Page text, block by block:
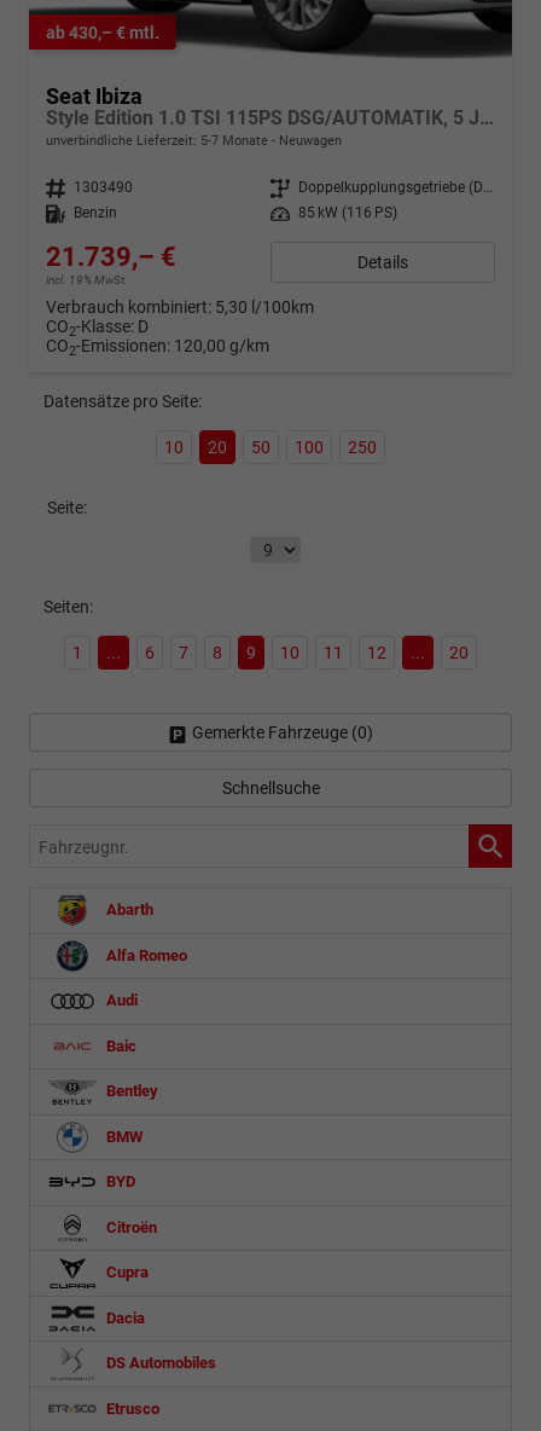
ab 430,– € mtl.
Seat Ibiza
Style Edition 1.0 TSI 115PS DSG/AUTOMATIK, 5 JAHRE GARANTIE, SITZHEIZUNG, KLIMA, 16" ALUFELGEN, ACC/Tempomat, Multifunktions-Lederlenkrad, Parksensoren hinten, Radio 8,25"/Bluetooth + FULL LINK, LED-Scheinwerfer, LED-Rückleuchten, Zentralverriegelung mit Fernbedienung
unverbindliche Lieferzeit: 5-7 Monate Neuwagen
Fahrzeugnr. 1303490 Getriebe
Doppelkupplungsgetriebe (DSG)
Kraftstoff
Benzin Leistung 85 kW (116 PS)
21.739,– €
incl. 19% MwSt.
Details
Verbrauch kombiniert: 5,30 l/100km
CO2-Klasse: D
CO2-Emissionen: 120,00 g/km
Datensätze pro Seite:
10 20 50 100 250
Seite:
Seiten:
1 ... 6 7 8 9 10 11 12 ... 20
Gemerkte Fahrzeuge (0)
Schnellsuche
Fahrzeugnr.
Abarth
Alfa Romeo
Audi
Baic
Bentley
BMW
BYD
Citroën
Cupra
Dacia
DS Automobiles
Etrusco